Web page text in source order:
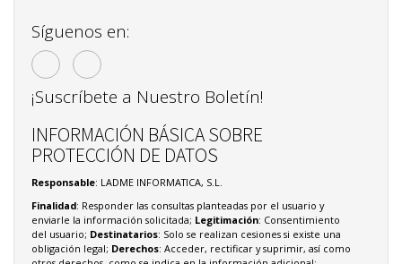
Síguenos en:
¡Suscríbete a Nuestro Boletín!
INFORMACIÓN BÁSICA SOBRE
PROTECCIÓN DE DATOS
Responsable: LADME INFORMATICA, S.L.
Finalidad: Responder las consultas planteadas por el usuario y
enviarle la información solicitada; Legitimación: Consentimiento
del usuario; Destinatarios: Solo se realizan cesiones si existe una
obligación legal; Derechos: Acceder, rectificar y suprimir, así como